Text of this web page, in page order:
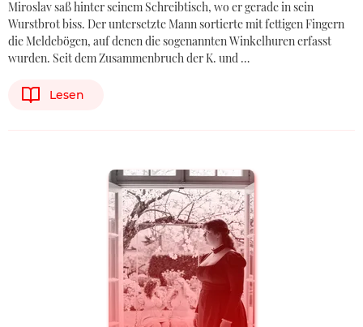
Miroslav saß hinter seinem Schreibtisch, wo er gerade in sein
Wurstbrot biss. Der untersetzte Mann sortierte mit fettigen Fingern
die Meldebögen, auf denen die sogenannten Winkelhuren erfasst
wurden. Seit dem Zusammenbruch der K. und …
Lesen